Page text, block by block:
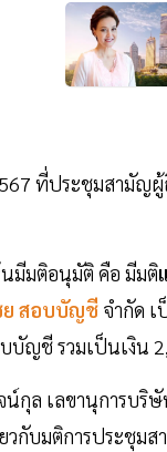
ที่ประชุมสามั
มีมติอนุมัติ คือ มีมติ
ย สอบบัญชี จำกัด
บัญชี รวมเป็นเงิน
กุล เลขานุการบริ
วกับมติการประชุ